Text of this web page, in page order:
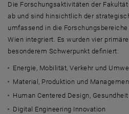
Die Forschungsaktivitäten der
ab und sind hinsichtlich der
umfassend in die
Wien integriert. Es wurden vier
besonderem Schwerpunkt definiert:
Energie, Mobilität, Verkehr und
Material, Produktion und
Human Centered Design ,
Digital Engineering Innovation